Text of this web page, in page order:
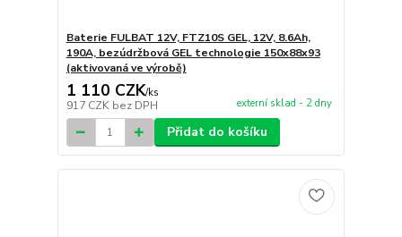
Baterie FULBAT 12V, FTZ10S GEL, 12V, 8.6Ah,
190A, bezúdržbová GEL technologie 150x88x93
(aktivovaná ve výrobě)
1 110 CZK/ks
917 CZK bez DPH externí sklad - 2 dny
Přidat do košíku